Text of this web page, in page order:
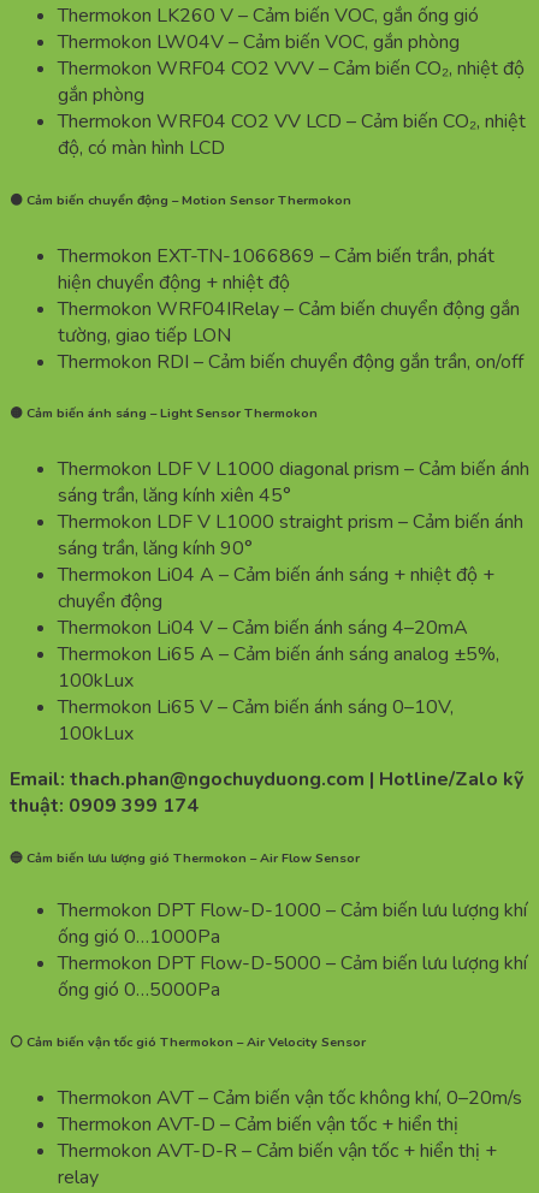
Thermokon LK260 V – Cảm biến VOC, gắn ống gió
Thermokon LW04V – Cảm biến VOC, gắn phòng
Thermokon WRF04 CO2 VVV – Cảm biến CO₂, nhiệt độ
gắn phòng
Thermokon WRF04 CO2 VV LCD – Cảm biến CO₂, nhiệt
độ, có màn hình LCD
🟠 Cảm biến chuyển động – Motion Sensor Thermokon
Thermokon EXT-TN-1066869 – Cảm biến trần, phát
hiện chuyển động + nhiệt độ
Thermokon WRF04IRelay – Cảm biến chuyển động gắn
tường, giao tiếp LON
Thermokon RDI – Cảm biến chuyển động gắn trần, on/off
🟡 Cảm biến ánh sáng – Light Sensor Thermokon
Thermokon LDF V L1000 diagonal prism – Cảm biến ánh
sáng trần, lăng kính xiên 45°
Thermokon LDF V L1000 straight prism – Cảm biến ánh
sáng trần, lăng kính 90°
Thermokon Li04 A – Cảm biến ánh sáng + nhiệt độ +
chuyển động
Thermokon Li04 V – Cảm biến ánh sáng 4–20mA
Thermokon Li65 A – Cảm biến ánh sáng analog ±5%,
100kLux
Thermokon Li65 V – Cảm biến ánh sáng 0–10V,
100kLux
Email: thach.phan@ngochuyduong.com | Hotline/Zalo kỹ
thuật: 0909 399 174
🔵 Cảm biến lưu lượng gió Thermokon – Air Flow Sensor
Thermokon DPT Flow-D-1000 – Cảm biến lưu lượng khí
ống gió 0…1000Pa
Thermokon DPT Flow-D-5000 – Cảm biến lưu lượng khí
ống gió 0…5000Pa
⚪ Cảm biến vận tốc gió Thermokon – Air Velocity Sensor
Thermokon AVT – Cảm biến vận tốc không khí, 0–20m/s
Thermokon AVT-D – Cảm biến vận tốc + hiển thị
Thermokon AVT-D-R – Cảm biến vận tốc + hiển thị +
relay